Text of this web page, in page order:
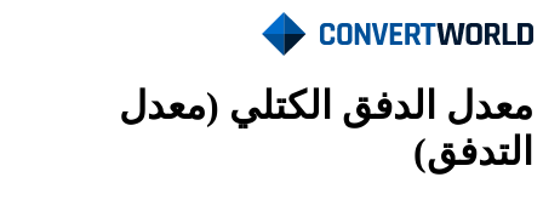
معدل الدفق الكتلي (معدل
التدفق)